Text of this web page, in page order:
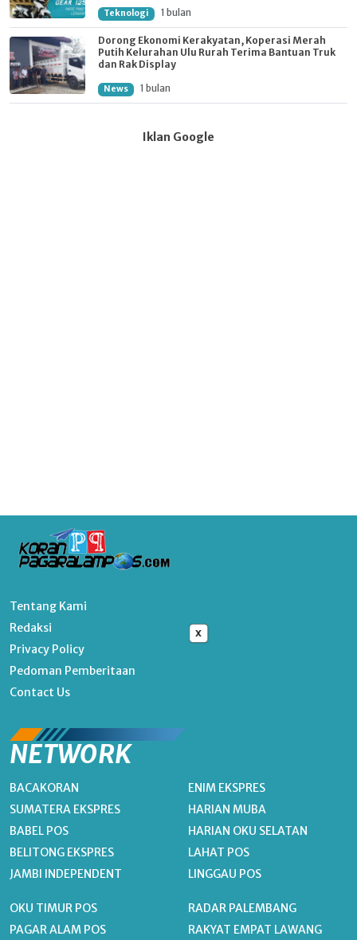
Teknologi 1 bulan
Dorong Ekonomi Kerakyatan, Koperasi Merah
Putih Kelurahan Ulu Rurah Terima Bantuan Truk
dan Rak Display
News 1 bulan
x
Iklan Google
Tentang Kami
Redaksi
Privacy Policy
Pedoman Pemberitaan
Contact Us
NETWORK
BACAKORAN
SUMATERA EKSPRES
BABEL POS
BELITONG EKSPRES
JAMBI INDEPENDENT
ENIM EKSPRES
HARIAN MUBA
HARIAN OKU SELATAN
LAHAT POS
LINGGAU POS
OKU TIMUR POS
PAGAR ALAM POS
RADAR PALEMBANG
RAKYAT EMPAT LAWANG